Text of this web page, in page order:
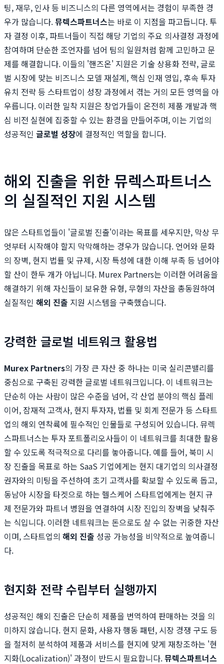
팅, 재무, 인사 등 비즈니스의 다른 영역에서는 경험이 부족한 경
우가 많습니다.뮤렉스파트너스는 바로 이 지점을 파고듭니다. 투
자 결정 이후, 파트너들이 직접 해당 기업의 주요 의사결정 과정에
참여하며 단순한 조언자를 넘어 팀의 일원처럼 함께 고민하고 문
제를 해결합니다. 이들의 '핸즈온' 지원은 기술 상용화 전략, 글로
벌 시장에 맞는 비즈니스 모델 재설계, 핵심 인재 영입, 후속 투자
유치 전략 등 스타트업이 성장 과정에서 겪는 거의 모든 영역을 아
우릅니다. 이러한 밀착 지원은 창업가들이 온전히 제품 개발과 핵
심 비전 실현에 집중할 수 있는 환경을 만들어주며, 이는 기업의
성공적인 글로벌 성장에 결정적인 역할을 합니다.
해외 진출을 위한 뮤렉스파트너스
의 실질적인 지원 시스템
많은 스타트업들이 '글로벌 진출'이라는 목표를 세우지만, 막상 무
엇부터 시작해야 할지 막막해하는 경우가 많습니다. 언어와 문화
의 장벽, 현지 법률 및 규제, 시장 특성에 대한 이해 부족 등 넘어야
할 산이 한두 개가 아닙니다. Murex Partners는 이러한 어려움을
해결하기 위해 자신들이 보유한 유형, 무형의 자산을 총동원하여
실질적인 해외 진출 지원 시스템을 구축했습니다.
강력한 글로벌 네트워크 활용법
Murex Partners의 가장 큰 자산 중 하나는 미국 실리콘밸리를
중심으로 구축된 강력한 글로벌 네트워크입니다. 이 네트워크는
단순히 아는 사람이 많은 수준을 넘어, 각 산업 분야의 핵심 플레
이어, 잠재적 고객사, 현지 투자자, 법률 및 회계 전문가 등 스타트
업의 해외 연착륙에 필수적인 인물들로 구성되어 있습니다. 뮤렉
스파트너스는 투자 포트폴리오사들이 이 네트워크를 최대한 활용
할 수 있도록 적극적으로 다리를 놓아줍니다. 예를 들어, 북미 시
장 진출을 목표로 하는 SaaS 기업에게는 현지 대기업의 의사결정
권자와의 미팅을 주선하여 초기 고객사를 확보할 수 있도록 돕고,
동남아 시장을 타겟으로 하는 헬스케어 스타트업에게는 현지 규
제 전문가와 파트너 병원을 연결하여 시장 진입의 장벽을 낮춰주
는 식입니다. 이러한 네트워크는 돈으로도 살 수 없는 귀중한 자산
이며, 스타트업의 해외 진출 성공 가능성을 비약적으로 높여줍니
다.
현지화 전략 수립부터 실행까지
성공적인 해외 진출은 단순히 제품을 번역하여 판매하는 것을 의
미하지 않습니다. 현지 문화, 사용자 행동 패턴, 시장 경쟁 구도 등
을 철저히 분석하여 제품과 서비스를 현지에 맞게 재창조하는 '현
지화(Localization)' 과정이 반드시 필요합니다.뮤렉스파트너스